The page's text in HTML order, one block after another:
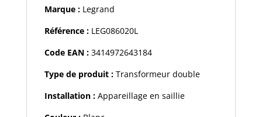
Marque :Legrand
Référence :LEG086020L
Code EAN :3414972643184
Type de produit :Transformeur double
Installation :Appareillage en saillie